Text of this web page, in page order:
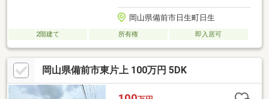
岡山県備前市日生町日生
2階建て 所有権 即入居可
岡山県備前市東片上 100万円 5DK